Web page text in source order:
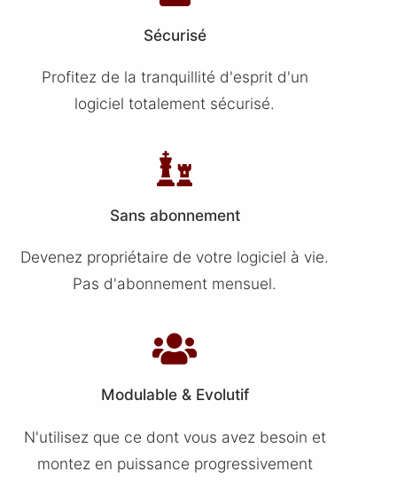
Sécurisé
Profitez de la tranquillité d'esprit d'un
logiciel totalement sécurisé.
Sans abonnement
Devenez propriétaire de votre logiciel à vie.
Pas d'abonnement mensuel.
Modulable & Evolutif
N'utilisez que ce dont vous avez besoin et
montez en puissance progressivement